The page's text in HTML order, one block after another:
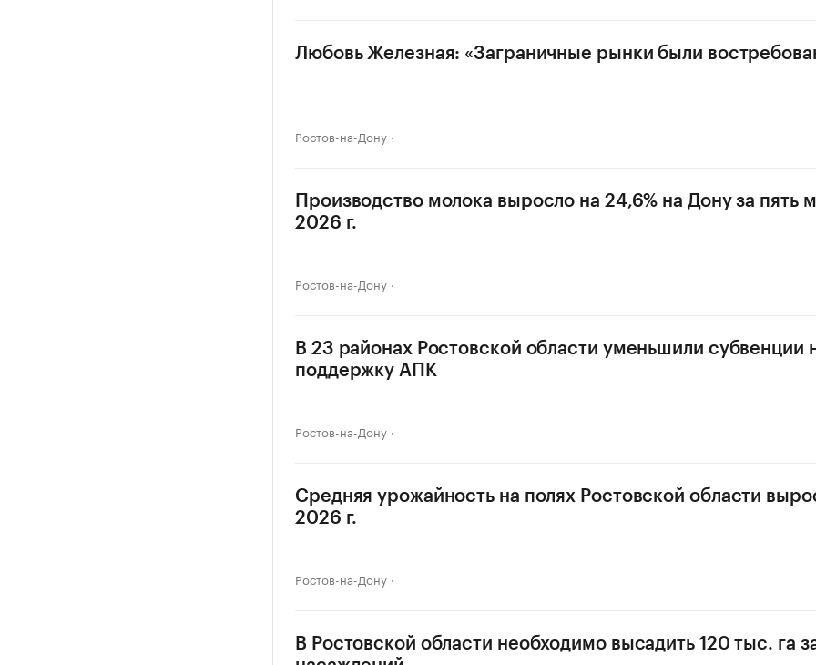
Любовь Железная: «Заграничные рынки были
Ростов-на-Дону
Производство молока выросло на 24,6% на Дону за пять
2026 г.
Ростов-на-Дону
В 23 районах Ростовской области уменьшили субвенции
поддержку АПК
Ростов-на-Дону
Средняя урожайность на полях Ростовской области
2026 г.
Ростов-на-Дону
В Ростовской области необходимо высадить 120 тыс. га